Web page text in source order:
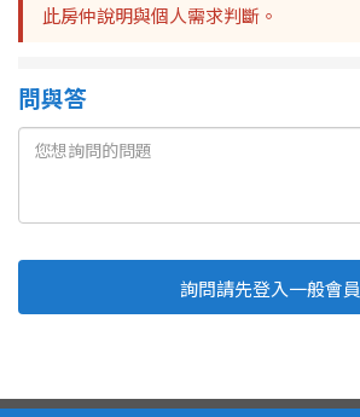
此房仲說明與個人需求判斷。
問與答
詢問請先登入一般會員